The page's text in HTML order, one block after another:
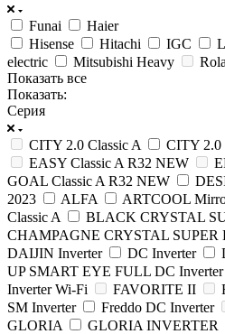
Funai
Haier
Hisense
Hitachi IGC
electric
Mitsubishi Heavy
Показать все
Показать:
Серия
CITY 2.0 Classic A
CITY 2.0
EASY Classic A R32 NEW
GOAL Classic A R32 NEW
2023
ALFA ARTCOOL
Classic A
BLACK CRYSTAL
CHAMPAGNE CRYSTAL SUPER
DAIJIN Inverter
DC Inverter
UP SMART EYE FULL DC Inverter
Inverter Wi-Fi
FAVORITE II
SM Inverter
Freddo DC Inverter
GLORIA
GLORIA INVERTER